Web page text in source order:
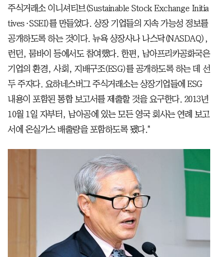
주식거래소 이니셔티브(Sustainable Stock Exchange Initia
tives·SSEI)를 만들었다. 상장 기업들의 지속 가능성 정보를
공개하도록 하는 것이다. 뉴욕 상장사나 나스닥(NASDAQ),
런던, 뭄바이 등에서도 참여했다. 한편, 남아프리카공화국은
기업의 환경, 사회, 지배구조(ESG)를 공개하도록 하는 데 선
두 주자다. 요하네스버그 주식거래소는 상장기업들에 ESG
내용이 포함된 통합 보고서를 제출할 것을 요구한다. 2013년
10월 1일 자부터, 남아공에 있는 모든 영국 회사는 연례 보고
서에 온실가스 배출량을 포함하도록 됐다."